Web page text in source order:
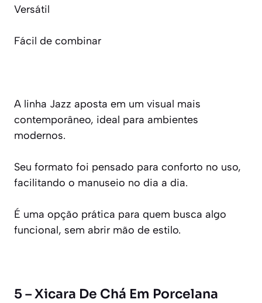
Versátil
Fácil de combinar
A linha Jazz aposta em um visual mais
contemporâneo, ideal para ambientes
modernos.
Seu formato foi pensado para conforto no uso,
facilitando o manuseio no dia a dia.
É uma opção prática para quem busca algo
funcional, sem abrir mão de estilo.
5 – Xicara De Chá Em Porcelana